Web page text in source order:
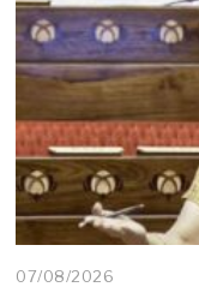
07/08/2026